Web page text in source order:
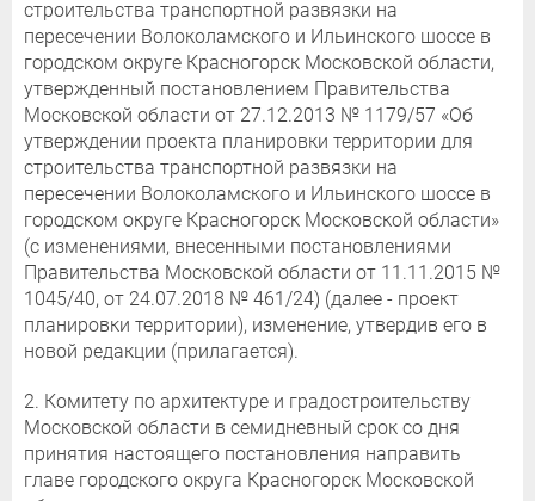
строительства транспортной развязки на
пересечении Волоколамского и Ильинского шоссе в
городском округе Красногорск Московской области,
утвержденный постановлением Правительства
Московской области от 27.12.2013 № 1179/57 «Об
утверждении проекта планировки территории для
строительства транспортной развязки на
пересечении Волоколамского и Ильинского шоссе в
городском округе Красногорск Московской области»
(с изменениями, внесенными постановлениями
Правительства Московской области от 11.11.2015 №
1045/40, от 24.07.2018 № 461/24) (далее - проект
планировки территории), изменение, утвердив его в
новой редакции (прилагается).
2. Комитету по архитектуре и градостроительству
Московской области в семидневный срок со дня
принятия настоящего постановления направить
главе городского округа Красногорск Московской